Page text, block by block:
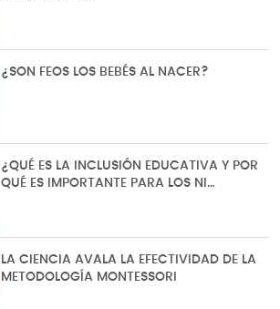
¿SON FEOS LOS BEBÉS AL NACER?
¿QUÉ ES LA INCLUSIÓN EDUCATIVA Y POR
QUÉ ES IMPORTANTE PARA LOS NI…
LA CIENCIA AVALA LA EFECTIVIDAD DE LA
METODOLOGÍA MONTESSORI